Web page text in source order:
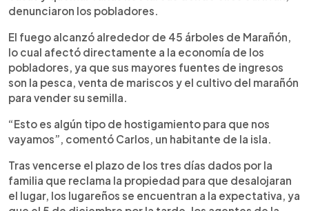
denunciaron los pobladores.
El fuego alcanzó alrededor de 45 árboles de Marañón,
lo cual afectó directamente a la economía de los
pobladores, ya que sus mayores fuentes de ingresos
son la pesca, venta de mariscos y el cultivo del marañón
para vender su semilla.
“Esto es algún tipo de hostigamiento para que nos
vayamos”, comentó Carlos, un habitante de la isla.
Tras vencerse el plazo de los tres días dados por la
familia que reclama la propiedad para que desalojaran
el lugar, los lugareños se encuentran a la expectativa, ya